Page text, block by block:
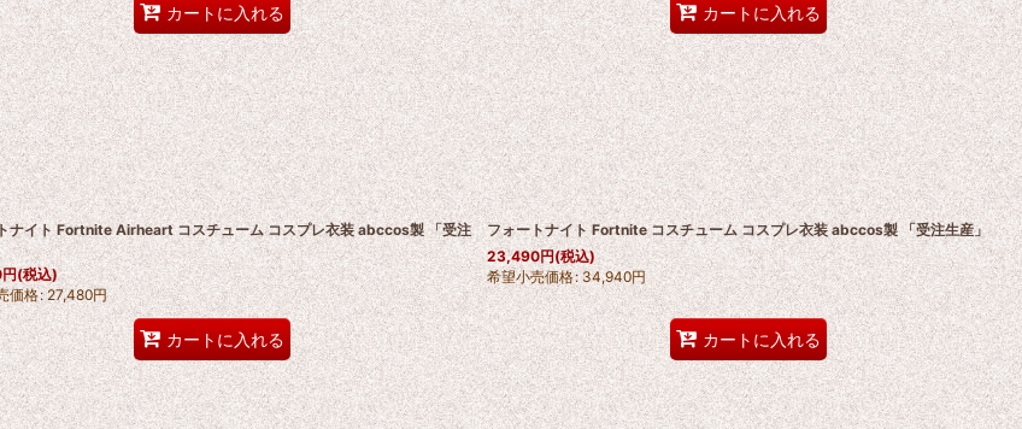
カートに入れる カートに入れる
ナイト Fortnite Airheart コスチューム コスプレ衣装 abccos製 「受注
円(税込)
価格: 27,480円
カートに入れる
フォートナイト Fortnite コスチューム コスプレ衣装 abccos製 「受注生産」
23,490円(税込)
希望小売価格: 34,940円
カートに入れる